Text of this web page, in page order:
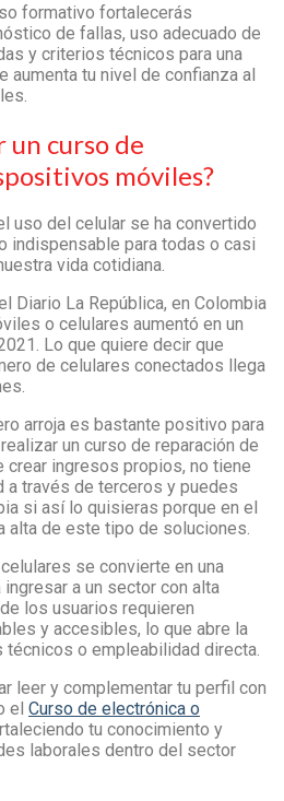
formativo fortalecerás
de fallas, uso adecuado de
y criterios técnicos para una
aumenta tu nivel de confianza al
un curso de
móviles?
uso del celular se ha convertido
indispensable para todas o casi
vida cotidiana.
Diario La República, en Colombia
o celulares aumentó en un
Lo que quiere decir que
de celulares conectados llega
arroja es bastante positivo para
un curso de reparación de
crear ingresos propios, no tiene
a través de terceros y puedes
si así lo quisieras porque en el
alta de este tipo de soluciones.
se convierte en una
a un sector con alta
los usuarios requieren
y accesibles, lo que abre la
técnicos o empleabilidad directa
leer y complementar tu perfil con
el Curso de electrónica o
tu conocimiento y
laborales dentro del sector